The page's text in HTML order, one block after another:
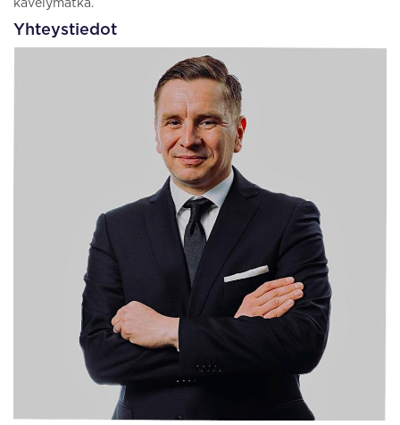
kävelymatka.
Yhteystiedot